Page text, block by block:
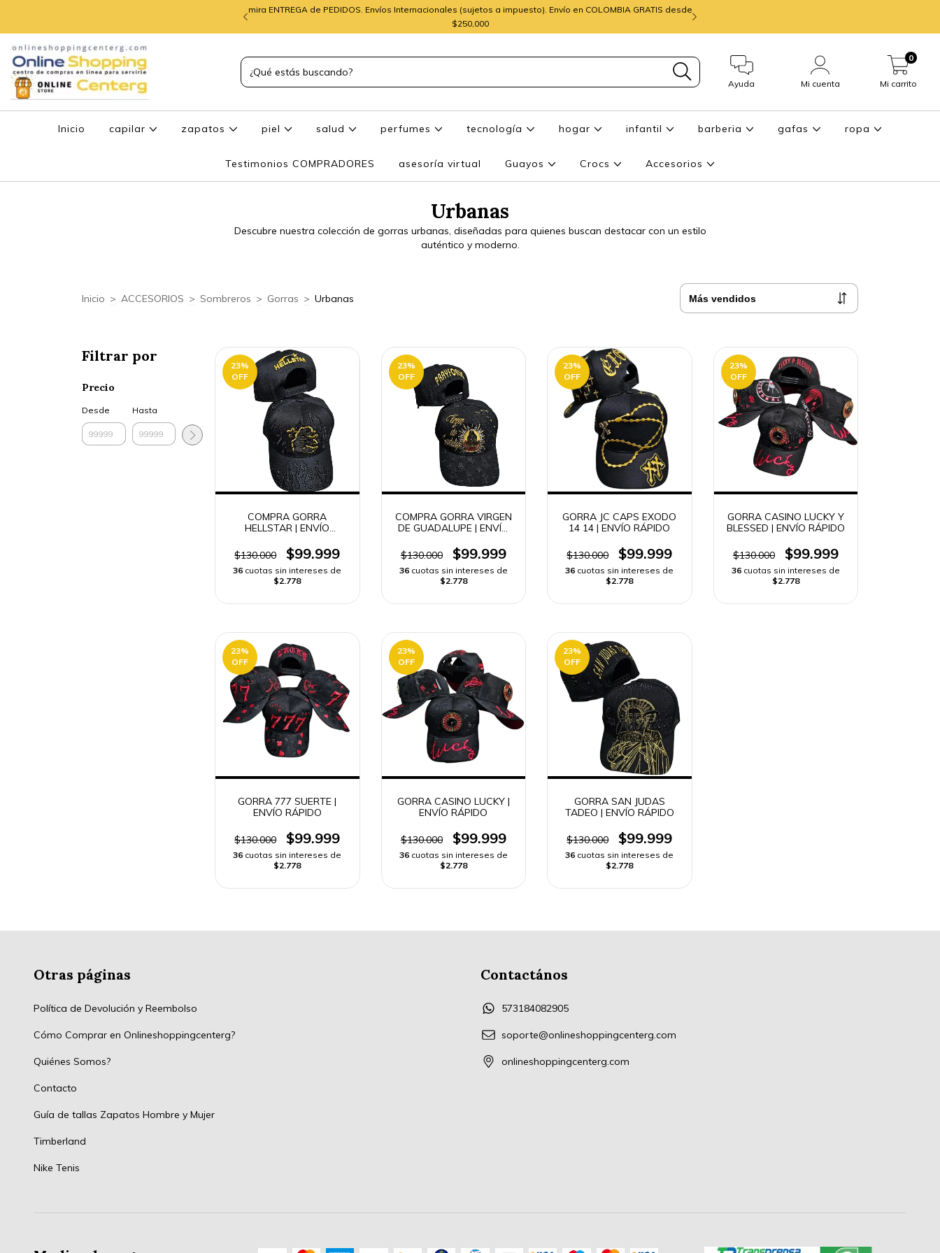
mira ENTREGA de PEDIDOS. Envíos Internacionales (sujetos a impuesto). Envío en COLOMBIA GRATIS desde
$250,000
Ayuda Mi cuenta Mi carrito
0
Inicio capilar zapatos piel salud perfumes tecnología hogar infantil barberia gafas ropa
Testimonios COMPRADORES asesoría virtual Guayos Crocs Accesorios
Urbanas
Descubre nuestra colección de gorras urbanas, diseñadas para quienes buscan destacar con un estilo
auténtico y moderno.
Inicio > ACCESORIOS > Sombreros > Gorras > Urbanas
Filtrar por
Precio
Desde Hasta
23%
OFF
COMPRA GORRA
HELLSTAR | ENVÍO
$130.000
$99.999
36 cuotas sin intereses de
$2.778
23%
OFF
COMPRA GORRA VIRGEN
DE GUADALUPE | ENVÍO
$130.000
$99.999
36 cuotas sin intereses de
$2.778
23%
OFF
GORRA JC CAPS EXODO
14 14 | ENVÍO RÁPIDO
$130.000 $99.999
36 cuotas sin intereses de
$2.778
23%
OFF
GORRA CASINO LUCKY Y
BLESSED | ENVÍO RÁPIDO
$130.000 $99.999
36 cuotas sin intereses de
$2.778
23%
OFF
GORRA 777 SUERTE |
ENVÍO RÁPIDO
$130.000 $99.999
36 cuotas sin intereses de
$2.778
23%
OFF
GORRA CASINO LUCKY |
ENVÍO RÁPIDO
$130.000 $99.999
36 cuotas sin intereses de
$2.778
23%
OFF
GORRA SAN JUDAS
TADEO | ENVÍO RÁPIDO
$130.000 $99.999
36 cuotas sin intereses de
$2.778
Otras páginas
Política de Devolución y Reembolso
Cómo Comprar en Onlineshoppingcenterg?
Quiénes Somos?
Contacto
Guía de tallas Zapatos Hombre y Mujer
Timberland
Nike Tenis
Contactános
573184082905
soporte@onlineshoppingcenterg.com
onlineshoppingcenterg.com